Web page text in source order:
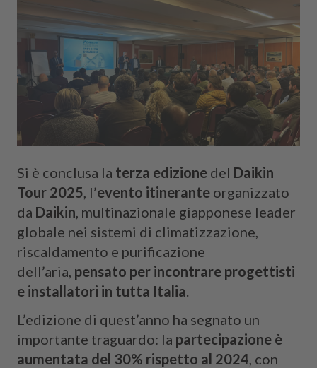
Si è conclusa la terza edizione del Daikin
Tour 2025, l’evento itinerante organizzato
da Daikin, multinazionale giapponese leader
globale nei sistemi di climatizzazione,
riscaldamento e purificazione
dell’aria, pensato per incontrare progettisti
e installatori in tutta Italia.
L’edizione di quest’anno ha segnato un
importante traguardo: la partecipazione è
aumentata del 30% rispetto al 2024, con